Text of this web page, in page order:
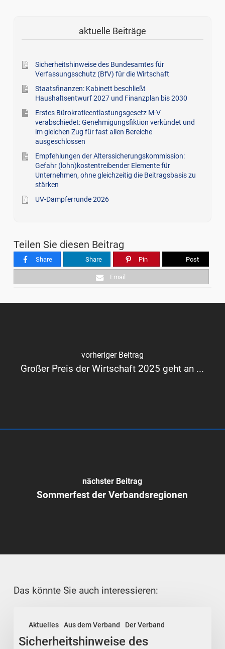
aktuelle Beiträge
Sicherheitshinweise des Bundesamtes für
Verfassungsschutz (BfV) für die Wirtschaft
Staatsfinanzen: Kabinett beschließt
Haushaltsentwurf 2027 und Finanzplan bis 2030
Erstes Bürokratieentlastungsgesetz M-V
verabschiedet: Genehmigungsfiktion verkündet und
im gleichen Zug für fast allen Bereiche
ausgeschlossen
Empfehlungen der Alterssicherungskommission:
Gefahr (lohn)kostentreibender Elemente für
Unternehmen, ohne gleichzeitig die Beitragsbasis zu
stärken
UV-Dampferrunde 2026
Teilen Sie diesen Beitrag
Share Share Pin Post
Email
vorheriger Beitrag
Großer Preis der Wirtschaft 2025 geht an ...
nächster Beitrag
Sommerfest der Verbandsregionen
Das könnte Sie auch interessieren:
Aktuelles Aus dem Verband Der Verband
des
Bundesamtes
Sicherheitshinweise des